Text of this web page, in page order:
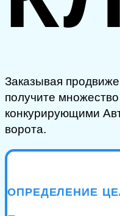
Заказывая
получите
конкурирующими
ворота.
ОПРЕДЕЛЕНИЕ